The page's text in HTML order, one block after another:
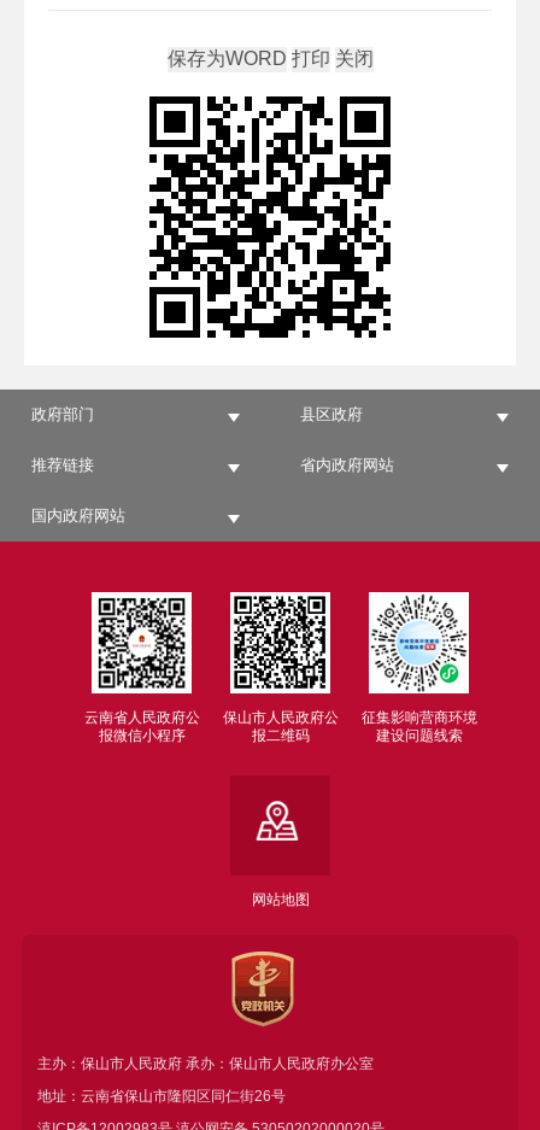
政府部门 县区政府
推荐链接 省内政府网站
国内政府网站
云南省人民政府公
报微信小程序
保山市人民政府公
报二维码
征集影响营商环境
建设问题线索
网站地图
主办：保山市人民政府 承办：保山市人民政府办公室
地址：云南省保山市隆阳区同仁街26号